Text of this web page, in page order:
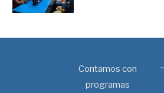
Contamos con
programas